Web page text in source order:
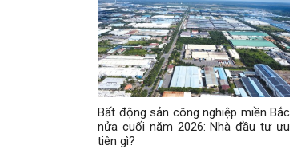
Bất động sản công nghiệp miền Bắc
nửa cuối năm 2026: Nhà đầu tư ưu
tiên gì?